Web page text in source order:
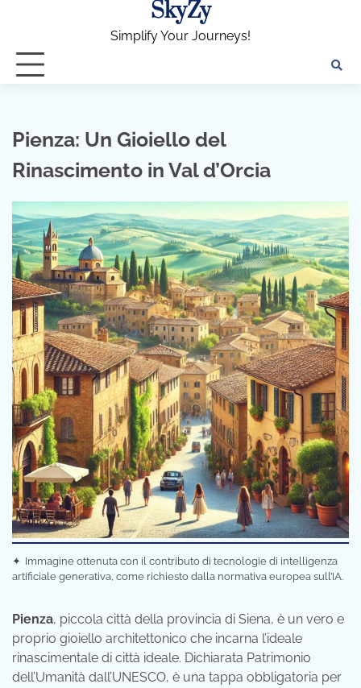
SkyZy
Simplify Your Journeys!
Pienza: Un Gioiello del
Rinascimento in Val d’Orcia
✦ Immagine ottenuta con il contributo di tecnologie di intelligenza
artificiale generativa, come richiesto dalla normativa europea sull’IA.
Pienza, piccola città della provincia di Siena, è un vero e
proprio gioiello architettonico che incarna l’ideale
rinascimentale di città ideale. Dichiarata Patrimonio
dell’Umanità dall’UNESCO, è una tappa obbligatoria per